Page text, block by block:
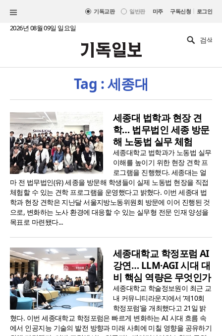
기독교판 일반판 미주 구독신청 | 로그인
2026년 08월 09일 일요일
Tag : 세종대
세종대 법학과 현장 견
학… 법무법인 세종 방문
해 노동법 실무 체험
세종대학교 법학과가 노동법 실무
이해를 높이기 위한 현장 견학 프
로그램을 진행했다. 세종대는 얼
마 전 법무법인(유) 세종을 방문해 학생들이 실제 노동법 현장을 직접
체험할 수 있는 견학 프로그램을 운영했다고 밝혔다. 이번 세종대 법
학과 현장 견학은 지난달 서울지방노동위원회 방문에 이어 진행된 것
으로, 변화하는 노사 환경에 대응할 수 있는 실무형 전문 인재 양성을
목표로 마련됐다...
세종대학교 학정포럼 AI
강연… LLM·AGI 시대 대
비 핵심 역량은 무엇인가
세종대학교 학술정보원이 최근 교
내 커뮤니티라운지에서 ‘제10회
학정포럼’을 개최했다고 21일 밝
혔다. 이번 세종대학교 학정포럼은 빠르게 변화하는 AI 시대 흐름 속
에서 인공지능 기술의 발전 방향과 미래 사회에 미칠 영향을 공유하기